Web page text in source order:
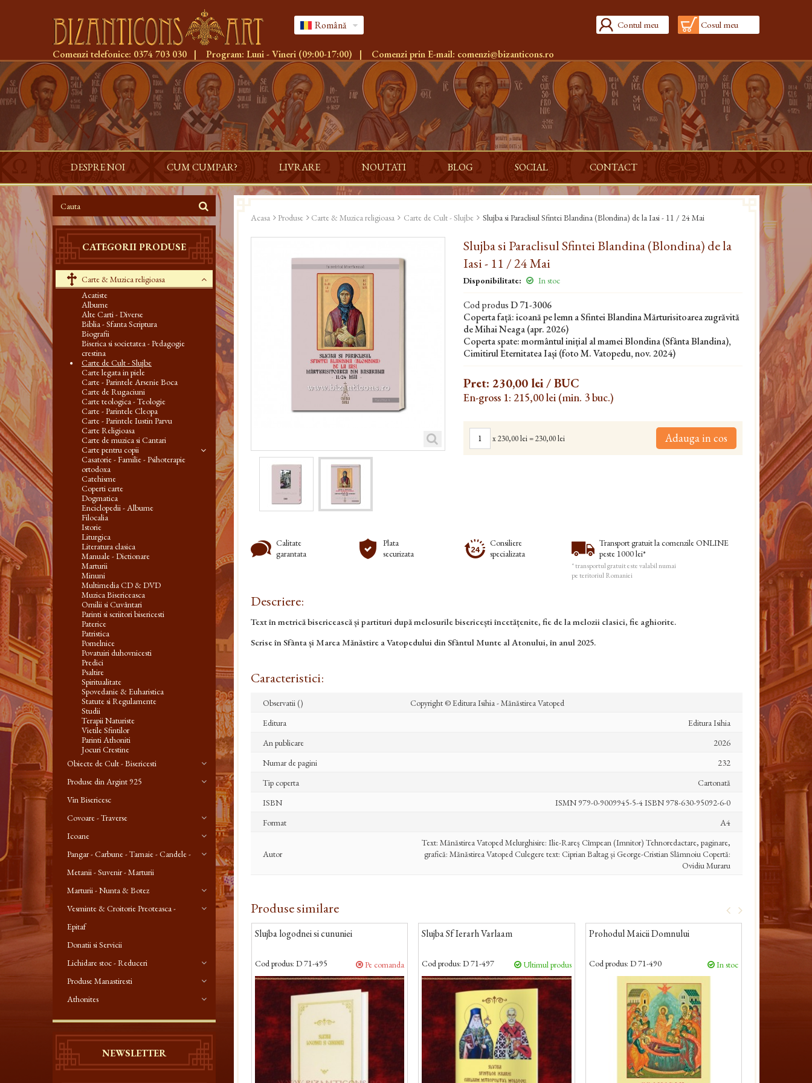
Română Contul meu Cosul meu
Comenzi telefonice: 0374 703 030 | Program: Luni - Vineri (09:00-17:00) | Comenzi prin E-mail: comenzi@bizanticons.ro
DESPRE NOI CUM CUMPAR? LIVRARE NOUTATI BLOG SOCIAL CONTACT
CATEGORII PRODUSE
Carte & Muzica religioasa
Acatiste
Albume
Alte Carti - Diverse
Biblia - Sfanta Scriptura
Biografii
Biserica si societatea - Pedagogie
crestina
Carte de Cult - Slujbe
Carte legata in piele
Carte - Parintele Arsenie Boca
Carte de Rugaciuni
Carte teologica - Teologie
Carte - Parintele Cleopa
Carte - Parintele Iustin Parvu
Carte Religioasa
Carte de muzica si Cantari
Carte pentru copii
Casatorie - Familie - Psihoterapie
ortodoxa
Catehisme
Coperti carte
Dogmatica
Enciclopedii - Albume
Filocalia
Istorie
Liturgica
Literatura clasica
Manuale - Dictionare
Marturii
Minuni
Multimedia CD & DVD
Muzica Bisericeasca
Omilii si Cuvântari
Parinti si scriitori bisericesti
Paterice
Patristica
Pomelnice
Povatuiri duhovnicesti
Predici
Psaltire
Spiritualitate
Spovedanie & Euharistica
Statute si Regulamente
Studii
Terapii Naturiste
Vietile Sfintilor
Parinti Athoniti
Jocuri Crestine
Obiecte de Cult - Bisericesti
Produse din Argint 925
Vin Bisericesc
Covoare - Traverse
Icoane
Pangar - Carbune - Tamaie - Candele -
Metanii - Suvenir - Marturii
Marturii - Nunta & Botez
Vesminte & Croitorie Preoteasca -
Epitaf
Donatii si Servicii
Lichidare stoc - Reduceri
Produse Manastiresti
Athonites
NEWSLETTER
Acasa Produse Carte & Muzica religioasa Carte de Cult - Slujbe Slujba si Paraclisul Sfintei Blandina (Blondina) de la Iasi - 11 / 24 Mai
Slujba si Paraclisul Sfintei Blandina (Blondina) de la
Iasi - 11 / 24 Mai
Disponibilitate: In stoc
Cod produsD 71-3006
Coperta față: icoană pe lemn a Sfintei Blandina Mărturisitoarea zugrăvită
de Mihai Neaga (apr. 2026)
Coperta spate: mormântul inițial al mamei Blondina (Sfânta Blandina),
Cimitirul Eternitatea Iași (foto M. Vatopedu, nov. 2024)
Pret: 230,00 lei/ BUC
En-gross 1: 215,00 lei (min. 3 buc.)
x230,00 lei=230,00 lei Adauga in cos
Calitate
garantata
Plata
securizata
Consiliere
specializata
Transport gratuit la comenzile ONLINE
peste 1000 lei*
* transportul gratuit este valabil numai
pe teritoriul Romaniei
Descriere:
Text în metrică bisericească și partituri după melosurile bisericești încetățenite, fie de la melozii clasici, fie aghiorite.
Scrise în Sfânta și Marea Mănăstire a Vatopedului din Sfântul Munte al Atonului, în anul 2025.
Caracteristici:
Observatii ()
Copyright ©️ Editura Isihia - Mănăstirea Vatoped
Editura
Editura Isihia
An publicare
2026
Numar de pagini
232
Tip coperta
Cartonată
ISBN
ISMN 979-0-9009945-5-4 ISBN 978-630-95092-6-0
Format
A4
Autor
Text: Mănăstirea Vatoped Melurghisire: Ilie-Rareș Cîmpean (Imnitor) Tehnoredactare, paginare,
grafică: Mănăstirea Vatoped Culegere text: Ciprian Baltag și George-Cristian Slămnoiu Copertă:
Ovidiu Muraru
Produse similare
Slujba logodnei si cununiei
Cod produs: D 71-495 Pe comanda
Slujba Sf Ierarh Varlaam
Cod produs: D 71-497 Ultimul produs
Prohodul Maicii Domnului
Cod produs: D 71-490 In stoc
Carte de